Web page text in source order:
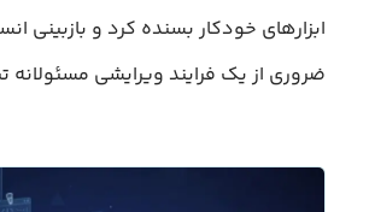
ابزارهای خودکار بسنده کرد و بازبینی
ضروری از یک فرایند ویرایشی مسئولانه